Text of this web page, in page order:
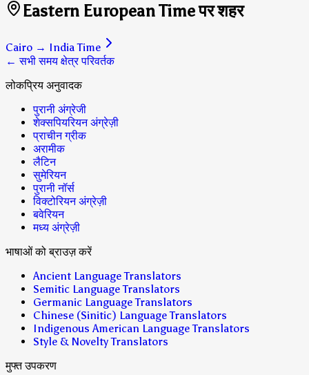
Eastern European Time पर शहर
Cairo → India Time
← सभी समय क्षेत्र परिवर्तक
लोकप्रिय अनुवादक
पुरानी अंग्रेजी
शेक्सपियरियन अंग्रेज़ी
प्राचीन ग्रीक
अरामीक
लैटिन
सुमेरियन
पुरानी नॉर्स
विक्टोरियन अंग्रेज़ी
बवेरियन
मध्य अंग्रेज़ी
भाषाओं को ब्राउज़ करें
Ancient Language Translators
Semitic Language Translators
Germanic Language Translators
Chinese (Sinitic) Language Translators
Indigenous American Language Translators
Style & Novelty Translators
मुफ्त उपकरण